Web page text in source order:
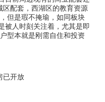
配套，西湖区的教育资源
但是瑕不掩瑜，如同板块
被人时刻关注着，尤其是即
型本就是刚需自住和投资
已开放